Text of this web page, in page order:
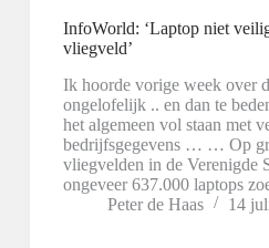
InfoWorld: ‘Laptop niet
vliegveld’
Ik hoorde vorige week over
ongelofelijk .. en dan te
het algemeen vol staan met
bedrijfsgegevens … … Op
vliegvelden in de Verenigde
ongeveer 637.000 laptops
Peter de Haas
14